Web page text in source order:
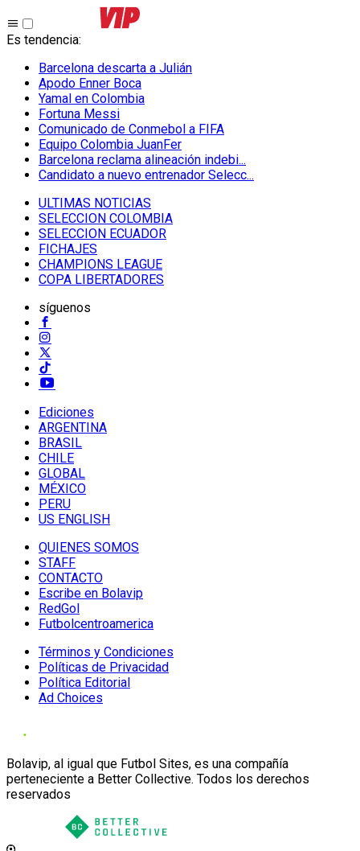
Es tendencia:
Barcelona descarta a Julián
Apodo Enner Boca
Yamal en Colombia
Fortuna Messi
Comunicado de Conmebol a FIFA
Equipo Colombia JuanFer
Barcelona reclama alineación indebi...
Candidato a nuevo entrenador Selecc...
ULTIMAS NOTICIAS
SELECCION COLOMBIA
SELECCION ECUADOR
FICHAJES
CHAMPIONS LEAGUE
COPA LIBERTADORES
síguenos
Ediciones
ARGENTINA
BRASIL
CHILE
GLOBAL
MÉXICO
PERU
US ENGLISH
QUIENES SOMOS
STAFF
CONTACTO
Escribe en Bolavip
RedGol
Futbolcentroamerica
Términos y Condiciones
Políticas de Privacidad
Política Editorial
Ad Choices
Bolavip, al igual que Futbol Sites, es una compañía
perteneciente a Better Collective. Todos los derechos
reservados